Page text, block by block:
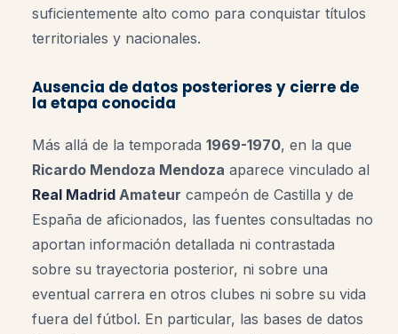
suficientemente alto como para conquistar títulos
territoriales y nacionales.
Ausencia de datos posteriores y cierre de
la etapa conocida
Más allá de la temporada 1969-1970, en la que
Ricardo Mendoza Mendoza aparece vinculado al
Real Madrid Amateur campeón de Castilla y de
España de aficionados, las fuentes consultadas no
aportan información detallada ni contrastada
sobre su trayectoria posterior, ni sobre una
eventual carrera en otros clubes ni sobre su vida
fuera del fútbol. En particular, las bases de datos